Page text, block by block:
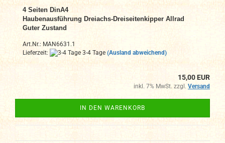
4 Seiten DinA4
Haubenausführung Dreiachs-Dreiseitenkipper Allrad
Guter Zustand
Art.Nr.: MAN6631.1
Lieferzeit:
3-4 Tage (Ausland abweichend)
15,00 EUR
inkl. 7% MwSt. zzgl. Versand
IN DEN WARENKORB